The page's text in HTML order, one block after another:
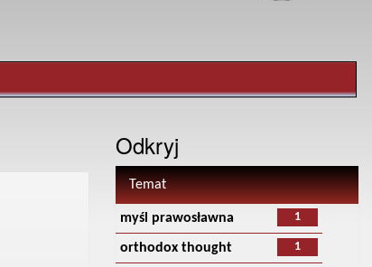
Odkryj
Temat
1
myśl prawosławna
1
orthodox thought